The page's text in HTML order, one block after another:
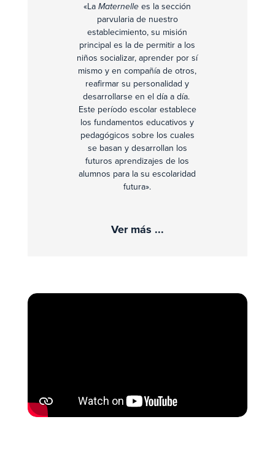
«LaMaternellees la sección
parvularia de nuestro
establecimiento, su misión
principal es la de permitir a los
niños socializar, aprender por sí
mismo y en compañía de otros,
reafirmar su personalidad y
desarrollarse en el día a día.
Este período escolar establece
los fundamentos educativos y
pedagógicos sobre los cuales
se basan y desarrollan los
futuros aprendizajes de los
alumnos para la su escolaridad
futura».
Ver más ...